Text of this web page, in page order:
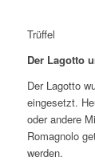
Trüffel
Der Lagotto
Der Lagotto
eingesetzt.
oder andere
Romagnolo
werden.